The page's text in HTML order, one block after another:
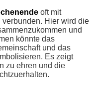
oft mit
Hier wird die
und
könnte das
und das
Es zeigt
zu ehren und die